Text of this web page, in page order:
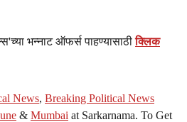
भन्नाट ऑफर्स पाहण्यासाठीक्लिक
News, Breaking Political News
& Mumbai at Sarkarnama. To Get